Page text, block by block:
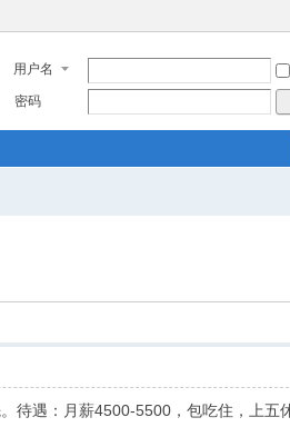
用户名
密码
待遇：月薪4500-5500，包吃住，上五